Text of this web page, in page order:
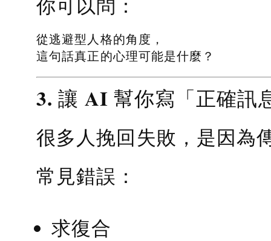
從逃避型人格的角度，
這句話真正的心理可能是什麼？
3. 讓 AI 幫你寫「正確訊
很多人挽回失敗，是因為
常見錯誤：
求復合